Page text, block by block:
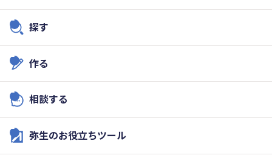
探す
作る
相談する
弥生のお役立ちツール